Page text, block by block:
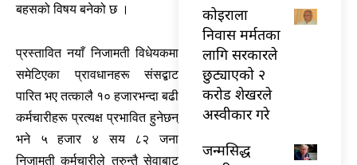
बहसको विषय बनेको छ ।
प्रस्तावित नयाँ निजामती विधेयकमा
समेटिएका प्रावधानहरू संसद्बाट
पारित भए तत्कालै १० हजारभन्दा बढी
कर्मचारीहरू प्रत्यक्ष प्रभावित हुनेछन्
भने ५ हजार ४ सय ८२ जना
निजामती कर्मचारीले तुरुन्तै सेवाबाट
कोइराला
निवास मर्मतका
लागि सरकारले
छुट्याएको २
करोड शेखरले
अस्वीकार गरे
जन्मसिद्ध